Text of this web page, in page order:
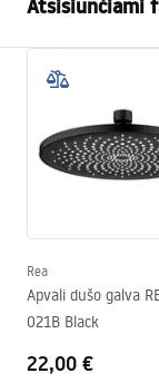
Medžiaga
Montavimo būdas
Plotis
Aukštis
Gylis
Atsisiunčiami
Pielęgnacja.pdf
Garantijos
Rea
Apvali dušo galva
021B Black
22,00 €